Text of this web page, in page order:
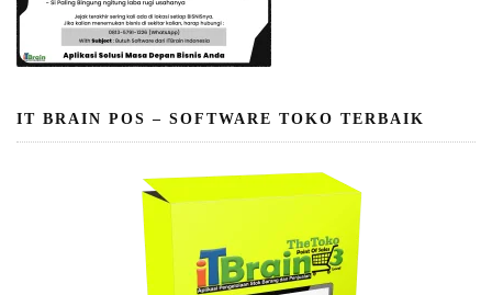
IT BRAIN POS – SOFTWARE TOKO TERBAIK